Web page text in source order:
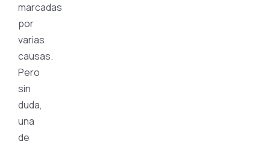
marcadas
por
varias
causas.
Pero
sin
duda,
una
de